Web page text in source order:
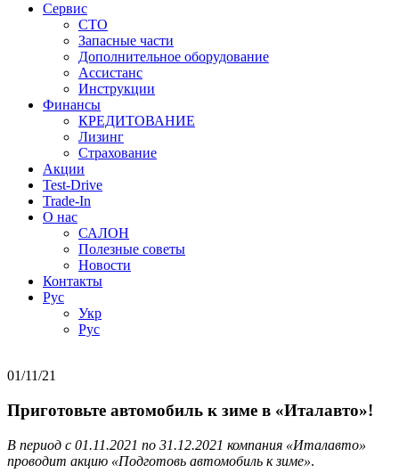
Сервис
СТО
Запасные части
Дополнительное оборудование
Ассистанс
Инструкции
Финансы
КРЕДИТОВАНИЕ
Лизинг
Страхование
Акции
Test-Drive
Trade-In
О нас
САЛОН
Полезные советы
Новости
Контакты
Руc
Укр
Руc
01/11/21
Приготовьте автомобиль к зиме в «Италавто»!
В период с 01.11.2021 по 31.12.2021 компания «Италавто»
проводит акцию «Подготовь автомобиль к зиме».